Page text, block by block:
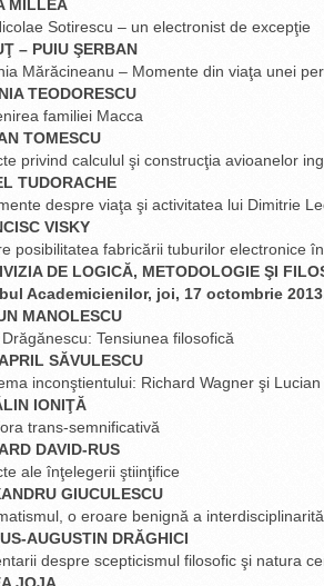
MILLEA
Sotirescu – un electronist de excepţie
– PUIU ŞERBAN
Mărăcineanu – Momente din viaţa unei
TEODORESCU
familiei Macca
TOMESCU
privind calculul şi construcţia avioanelor
TUDORACHE
despre viaţa şi activitatea lui Dimitrie
VISKY
posibilitatea fabricării tuburilor electronice
DE LOGICĂ, METODOLOGIE ŞI
Academicienilor, joi, 17 octombrie
MANOLESCU
Tensiunea filosofică
SĂVULESCU
inconştientului: Richard Wagner şi Lucian
IONIŢĂ
trans-semnificativă
DAVID-RUS
ale înţelegerii ştiinţifice
GIUCULESCU
o eroare benignă a
AUGUSTIN DRĂGHICI
despre scepticismul filosofic şi natura